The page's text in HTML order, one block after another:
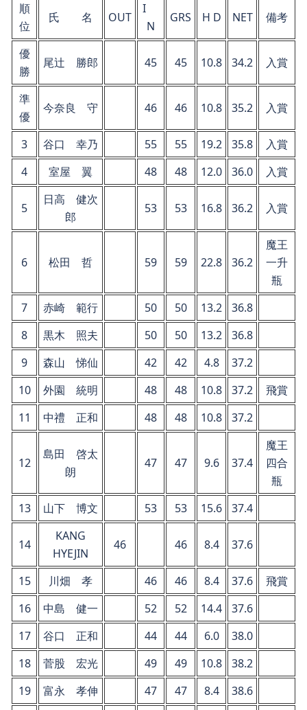
順
位
氏 名 OUT
I
N
GRS H D NET 備考
優
勝
尾辻 勝郎 45 45 10.8 34.2 入賞
準
優
今奈良 守 46 46 10.8 35.2 入賞
3 谷口 幸乃 55 55 19.2 35.8
入賞
4
室屋 翼 48 48 12.0 36.0 入賞
5
日高 健次
郎
53 53 16.8 36.2 入賞
6 松田 哲 59 59 22.8 36.2
魔王
一升
瓶
7
赤崎 範行 50 50 13.2
36.8
8
黒木 照夫 50 50 13.2
36.8
9
森山 悌仙 42 42 4.8
37.2
10
外園 統明 48 48 10.8 37.2
飛賞
11
中禮 正和 48 48 10.8 37.2
12
島田 啓太
朗
47 47 9.6 37.4
魔王
四合
瓶
13
山下 博文 53 53 15.6 37.4
14
KANG
HYEJIN
46 46 8.4 37.6
15 川畑 孝 46 46 8.4 37.6
飛賞
16
中島 健一 52 52 14.4
37.6
17
谷口 正和 44 44 6.0
38.0
18
菅股 宏光 49 49 10.8
38.2
19
富永 孝伸 47 47 8.4
38.6